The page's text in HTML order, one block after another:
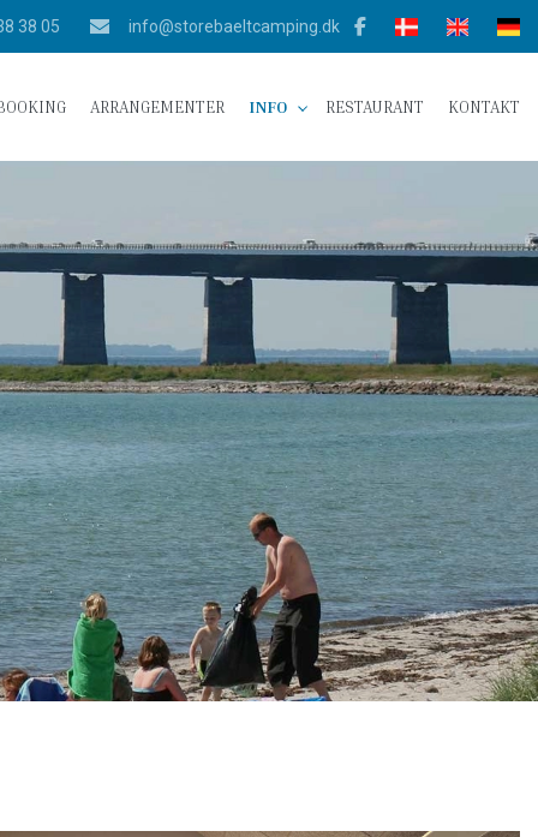
38 05 info@storebaeltcamping.dk
ARRANGEMENTER INFO RESTAURANT KONTAKT